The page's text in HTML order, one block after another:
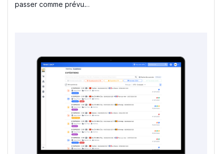
passer comme prévu…